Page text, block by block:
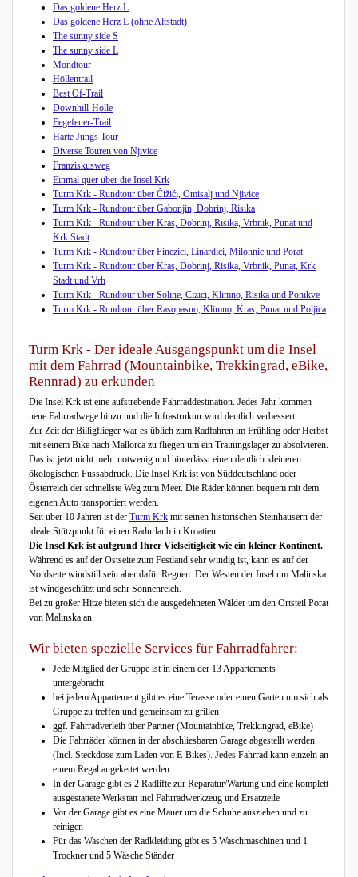
Das goldene Herz L
Das goldene Herz L (ohne Altstadt)
The sunny side S
The sunny side L
Mondtour
Höllentrail
Best Of-Trail
Downhill-Hölle
Fegefeuer-Trail
Harte Jungs Tour
Diverse Touren von Njivice
Franziskusweg
Einmal quer über die Insel Krk
Turm Krk - Rundtour über Čižići, Omisalj und Njivice
Turm Krk - Rundtour über Gabonjin, Dobrinj, Risika
Turm Krk - Rundtour über Kras, Dobrinj, Risika, Vrbnik, Punat und
Krk Stadt
Turm Krk - Rundtour über Pinezici, Linardici, Milohnic und Porat
Turm Krk - Rundtour über Kras, Dobrinj, Risika, Vrbnik, Punat, Krk
Stadt und Vrh
Turm Krk - Rundtour über Soline, Cizici, Klimno, Risika und Ponikve
Turm Krk - Rundtour über Rasopasno, Klimno, Kras, Punat und Poljica
Turm Krk - Der ideale Ausgangspunkt um die Insel
mit dem Fahrrad (Mountainbike, Trekkingrad, eBike,
Rennrad) zu erkunden
Die Insel Krk ist eine aufstrebende Fahrraddestination. Jedes Jahr kommen
neue Fahrradwege hinzu und die Infrastruktur wird deutlich verbessert.
Zur Zeit der Billigflieger war es üblich zum Radfahren im Frühling oder Herbst
mit seinem Bike nach Mallorca zu fliegen um ein Trainingslager zu absolvieren.
Das ist jetzt nicht mehr notwenig und hinterlässt einen deutlich kleineren
ökologischen Fussabdruck. Die Insel Krk ist von Süddeutschland oder
Österreich der schnellste Weg zum Meer. Die Räder können bequem mit dem
eigenen Auto transportiert werden.
Seit über 10 Jahren ist der Turm Krk mit seinen historischen Steinhäusern der
ideale Stützpunkt für einen Radurlaub in Kroatien.
Die Insel Krk ist aufgrund Ihrer Vielseitigkeit wie ein kleiner Kontinent.
Während es auf der Ostseite zum Festland sehr windig ist, kann es auf der
Nordseite windstill sein aber dafür Regnen. Der Westen der Insel um Malinska
ist windgeschützt und sehr Sonnenreich.
Bei zu großer Hitze bieten sich die ausgedehneten Wälder um den Ortsteil Porat
von Malinska an.
Wir bieten spezielle Services für Fahrradfahrer:
Jede Mitglied der Gruppe ist in einem der 13 Appartements
untergebracht
bei jedem Appartement gibt es eine Terasse oder einen Garten um sich als
Gruppe zu treffen und gemeinsam zu grillen
ggf. Fahrradverleih über Partner (Mountainbike, Trekkingrad, eBike)
Die Fahrräder können in der abschliesbaren Garage abgestellt werden
(Incl. Steckdose zum Laden von E-Bikes). Jedes Fahrrad kann einzeln an
einem Regal angekettet werden.
In der Garage gibt es 2 Radlifte zur Reparatur/Wartung und eine komplett
ausgestattete Werkstatt incl Fahrradwerkzeug und Ersatzteile
Vor der Garage gibt es eine Mauer um die Schuhe ausziehen und zu
reinigen
Für das Waschen der Radkleidung gibt es 5 Waschmaschinen und 1
Trockner und 5 Wäsche Ständer